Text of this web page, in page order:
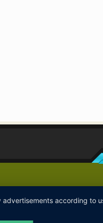
according to